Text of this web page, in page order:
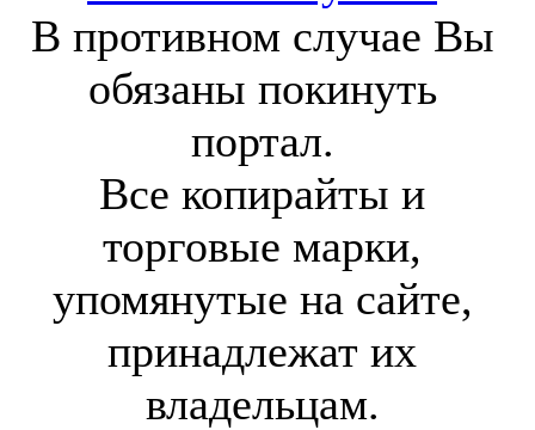
В противном случае Вы
обязаны покинуть
портал.
Все копирайты и
торговые марки,
упомянутые на сайте,
принадлежат их
владельцам.